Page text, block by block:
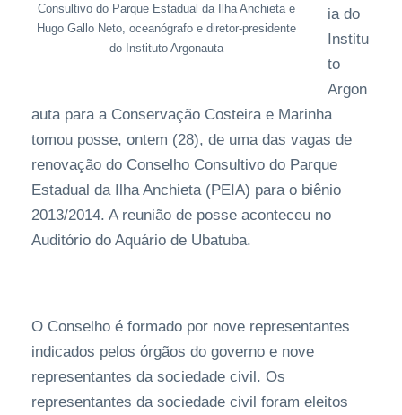
Consultivo do Parque Estadual da Ilha Anchieta e
Hugo Gallo Neto, oceanógrafo e diretor-presidente
do Instituto Argonauta
ia do
Institu
to
Argon
auta para a Conservação Costeira e Marinha
tomou posse, ontem (28), de uma das vagas de
renovação do Conselho Consultivo do Parque
Estadual da Ilha Anchieta (PEIA) para o biênio
2013/2014. A reunião de posse aconteceu no
Auditório do Aquário de Ubatuba.
O Conselho é formado por nove representantes
indicados pelos órgãos do governo e nove
representantes da sociedade civil. Os
representantes da sociedade civil foram eleitos